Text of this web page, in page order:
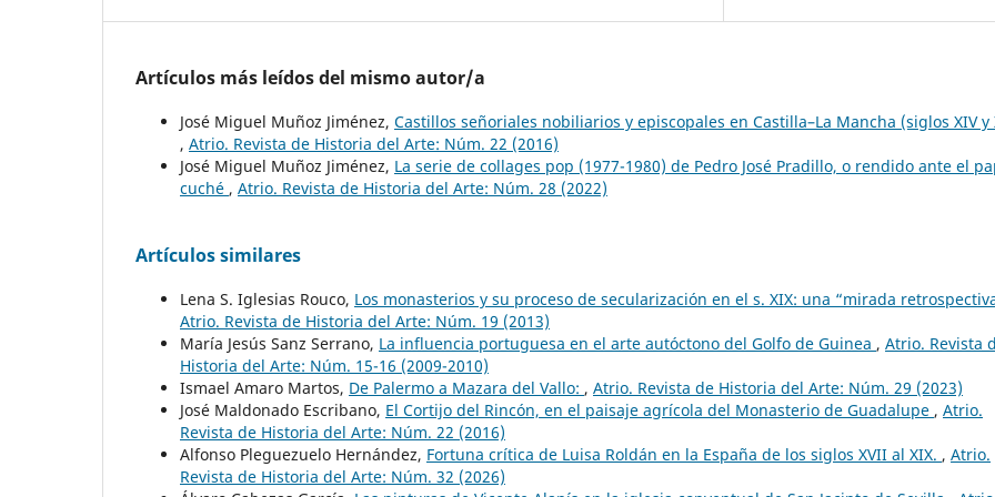
Artículos más leídos del mismo autor/a
José Miguel Muñoz Jiménez, Castillos señoriales nobiliarios y episcopales en Castilla–La Mancha (siglos XIV y
, Atrio. Revista de Historia del Arte: Núm. 22 (2016)
José Miguel Muñoz Jiménez, La serie de collages pop (1977-1980) de Pedro José Pradillo, o rendido ante el
cuché , Atrio. Revista de Historia del Arte: Núm. 28 (2022)
Artículos similares
Lena S. Iglesias Rouco, Los monasterios y su proceso de secularización en el s. XIX: una “mirada
Atrio. Revista de Historia del Arte: Núm. 19 (2013)
María Jesús Sanz Serrano, La influencia portuguesa en el arte autóctono del Golfo de Guinea , Atrio. Revista
Historia del Arte: Núm. 15-16 (2009-2010)
Ismael Amaro Martos, De Palermo a Mazara del Vallo: , Atrio. Revista de Historia del Arte: Núm. 29 (2023)
José Maldonado Escribano, El Cortijo del Rincón, en el paisaje agrícola del Monasterio de Guadalupe , Atrio.
Revista de Historia del Arte: Núm. 22 (2016)
Alfonso Pleguezuelo Hernández, Fortuna crítica de Luisa Roldán en la España de los siglos XVII al XIX. , Atrio.
Revista de Historia del Arte: Núm. 32 (2026)